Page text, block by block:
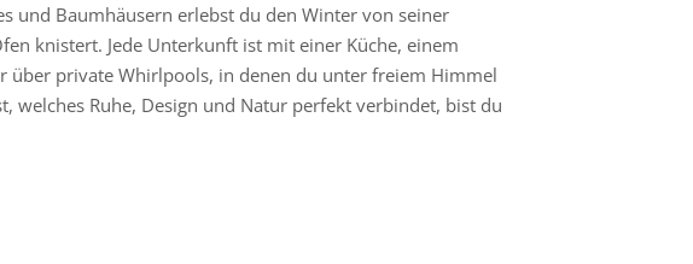
und Baumhäusern erlebst du den Winter von seiner
knistert. Jede Unterkunft ist mit einer Küche, einem
über private Whirlpools, in denen du unter freiem Himmel
welches Ruhe, Design und Natur perfekt verbindet, bist du